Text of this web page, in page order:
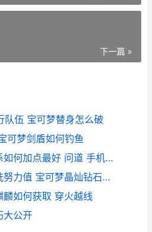
下一篇 »
队伍 宝可梦替身怎么破
可梦剑盾如何钓鱼
问道手机游戏平民水系如何加点最好 问道 手机游戏
宝可梦晶灿钻石如何洗努力值 宝可梦晶灿钻石明亮珍珠
麟如何获取 穿火越线
大公开